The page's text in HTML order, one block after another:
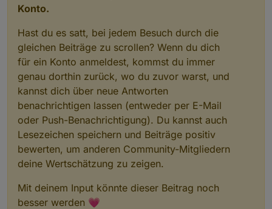
Konto.
Hast du es satt, bei jedem Besuch durch die
gleichen Beiträge zu scrollen? Wenn du dich
für ein Konto anmeldest, kommst du immer
genau dorthin zurück, wo du zuvor warst, und
kannst dich über neue Antworten
benachrichtigen lassen (entweder per E-Mail
oder Push-Benachrichtigung). Du kannst auch
Lesezeichen speichern und Beiträge positiv
bewerten, um anderen Community-Mitgliedern
deine Wertschätzung zu zeigen.
Mit deinem Input könnte dieser Beitrag noch
besser werden 💗